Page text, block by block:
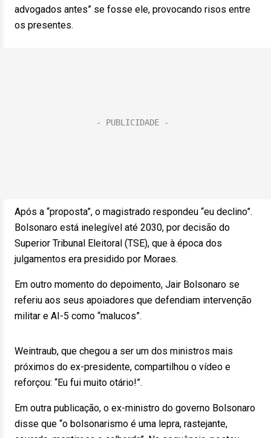
advogados antes” se fosse ele, provocando risos entre
os presentes.
Após a “proposta”, o magistrado respondeu “eu declino”.
Bolsonaro está inelegível até 2030, por decisão do
Superior Tribunal Eleitoral (TSE), que à época dos
julgamentos era presidido por Moraes.
Em outro momento do depoimento, Jair Bolsonaro se
referiu aos seus apoiadores que defendiam intervenção
militar e AI-5 como “malucos”.
Weintraub, que chegou a ser um dos ministros mais
próximos do ex-presidente, compartilhou o vídeo e
reforçou: “Eu fui muito otário!”.
Em outra publicação, o ex-ministro do governo Bolsonaro
disse que “o bolsonarismo é uma lepra, rastejante,